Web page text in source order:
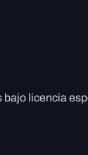
licencia